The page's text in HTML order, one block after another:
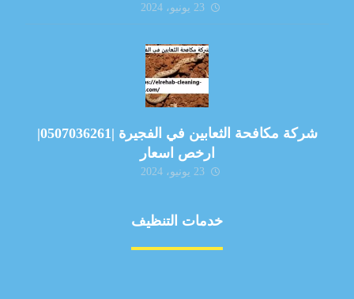
23 يونيو، 2024
شركة مكافحة الثعابين في الفجيرة |0507036261|
ارخص اسعار
23 يونيو، 2024
خدمات التنظيف